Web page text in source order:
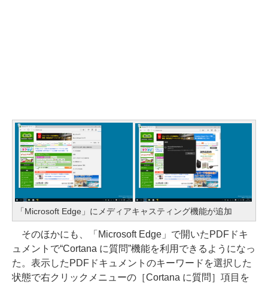
「Microsoft Edge」にメディアキャスティング機能が追加
そのほかにも、「Microsoft Edge」で開いたPDFドキ
ュメントで“Cortana に質問”機能を利用できるようになっ
た。表示したPDFドキュメントのキーワードを選択した
状態で右クリックメニューの［Cortana に質問］項目を